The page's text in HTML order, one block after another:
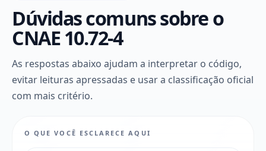
Dúvidas comuns sobre o
CNAE 10.72-4
As respostas abaixo ajudam a interpretar o código,
evitar leituras apressadas e usar a classificação oficial
com mais critério.
O QUE VOCÊ ESCLARECE AQUI